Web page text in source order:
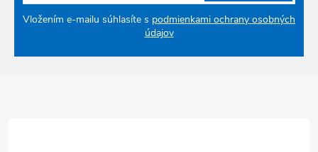
Vložením e-mailu súhlasíte s podmienkami ochrany osobných
údajov